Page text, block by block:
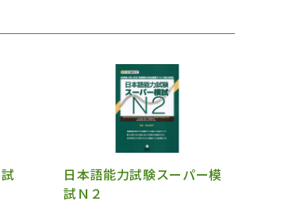
日本語能力試験スーパー模
試Ｎ２